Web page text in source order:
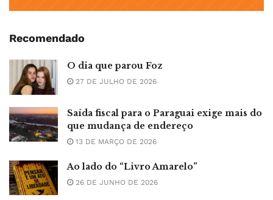
Recomendado
O dia que parou Foz
27 DE JULHO DE 2026
Saída fiscal para o Paraguai exige mais do
que mudança de endereço
13 DE MARÇO DE 2026
Ao lado do “Livro Amarelo”
26 DE JUNHO DE 2026